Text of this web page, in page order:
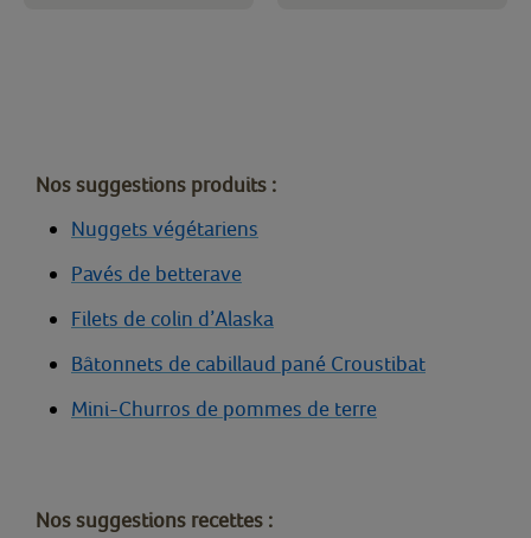
Nos suggestions produits :
Nuggets végétariens
Pavés de betterave
Filets de colin d’Alaska
Bâtonnets de cabillaud pané Croustibat
Mini-Churros de pommes de terre
Nos suggestions recettes :